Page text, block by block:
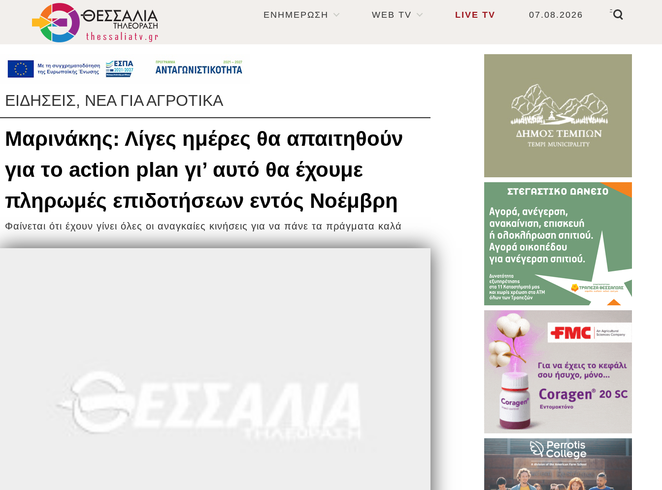
ΕΝΗΜΕΡΩΣΗ WEB TV LIVE TV 07.08.2026
-
ΕΙΔΗΣΕΙΣ, ΝΕΑ ΓΙΑ ΑΓΡΟΤΙΚΑ
Μαρινάκης: Λίγες ημέρες θα απαιτηθούν
για τo action plan γι’ αυτό θα έχουμε
πληρωμές επιδοτήσεων εντός Νοέμβρη
Φαίνεται ότι έχουν γίνει όλες οι αναγκαίες κινήσεις για να πάνε τα πράγματα καλά